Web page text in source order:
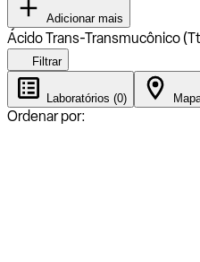
Adicionar mais
Ácido Trans-Transmucônico
Filtrar
Laboratórios (0)
Ordenar por: